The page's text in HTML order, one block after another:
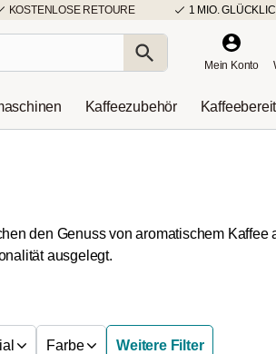
KOSTENLOSE RETOURE 1 MIO.
Mein Konto
Kaffeezubehör
den Genuss von aromatischem Kaffee
ausgelegt.
Farbe Weitere Filter